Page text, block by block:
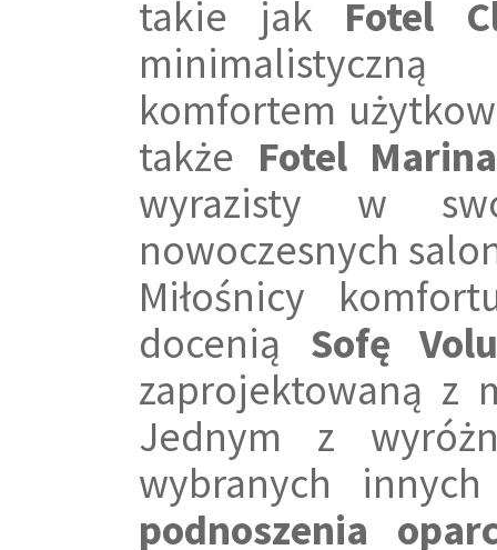
takie jak Fotel
komfortem
także Fotel Marina
wyrazisty w
nowoczesnych
Miłośnicy
docenią Sofę
zaprojektowaną z
Jednym z
wybranych
podnoszenia